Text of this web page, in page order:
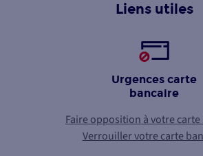
Liens utiles
Urgences carte
bancaire
Faire opposition à votre
Verrouiller votre carte